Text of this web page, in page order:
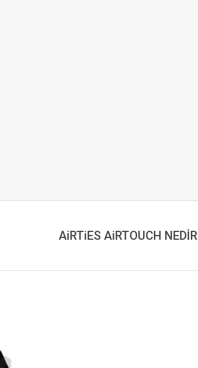
AiRTiES AiRTOUCH NEDİR